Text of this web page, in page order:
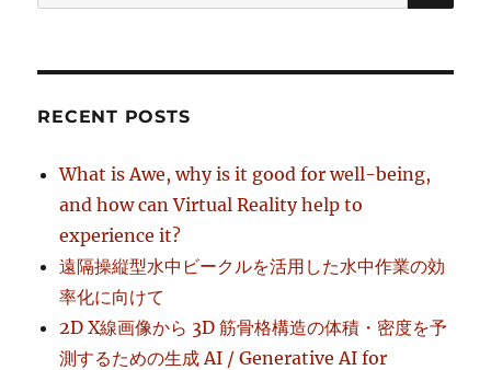
for:
RECENT POSTS
What is Awe, why is it good for well-being,
and how can Virtual Reality help to
experience it?
遠隔操縦型水中ビークルを活用した水中作業の効
率化に向けて
2D X線画像から 3D 筋骨格構造の体積・密度を予
測するための生成 AI / Generative AI for